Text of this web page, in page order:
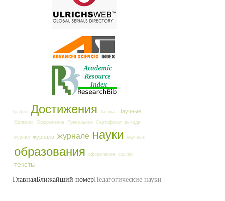
График Достижения Заявка Научные
Оргвзнос Оформление Правильное Сертификат выхода
журнал журнала журнале науки научные
образования оформление ссылок
тексты
ГлавнаяБлижайший номерПедагогические науки